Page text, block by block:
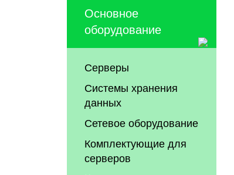
Основное
оборудование
Серверы
Системы хранения
данных
Сетевое оборудование
Комплектующие для
серверов